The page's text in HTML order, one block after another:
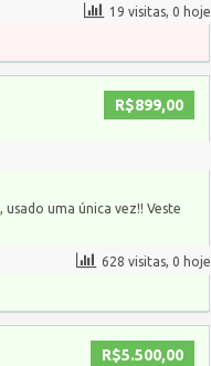
19 visitas, 0 hoje
R$899,00
uma única vez!! Veste
628 visitas, 0 hoje
R$5.500,00